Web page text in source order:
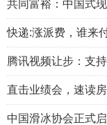
共同富裕：中国式
快递:涨派费，谁来
腾讯视频让步：支持
直击业绩会，速读房
中国滑冰协会正式